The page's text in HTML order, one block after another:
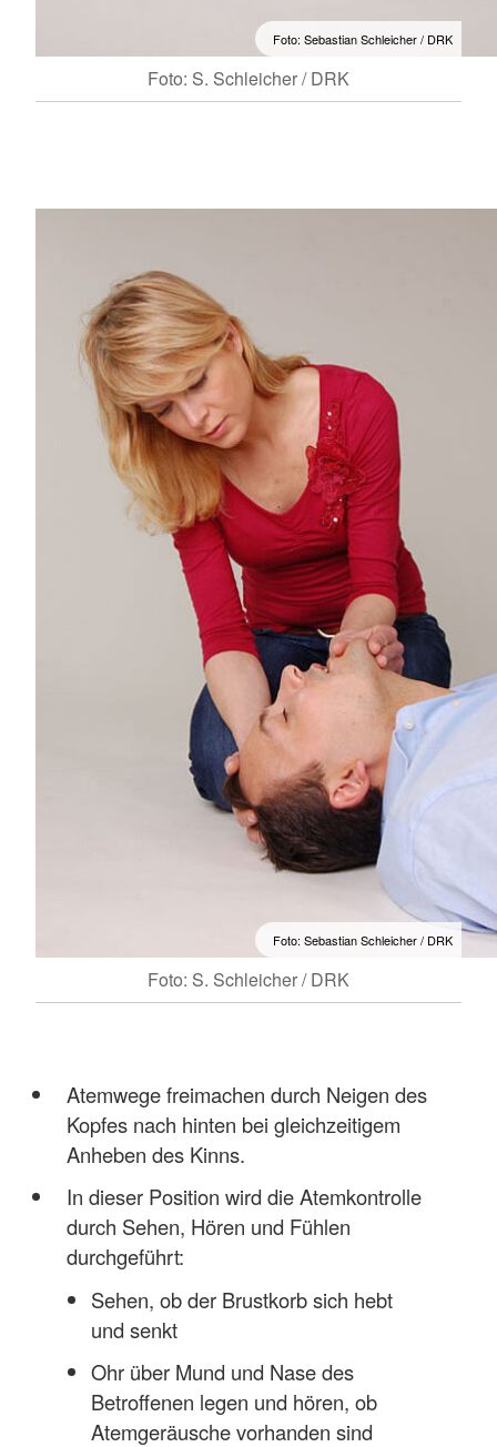
Foto: Sebastian Schleicher / DRK
Foto: S. Schleicher / DRK
Foto: Sebastian Schleicher / DRK
Foto: S. Schleicher / DRK
Atemwege freimachen durch Neigen des
Kopfes nach hinten bei gleichzeitigem
Anheben des Kinns.
In dieser Position wird die Atemkontrolle
durch Sehen, Hören und Fühlen
durchgeführt:
Sehen, ob der Brustkorb sich hebt
und senkt
Ohr über Mund und Nase des
Betroffenen legen und hören, ob
Atemgeräusche vorhanden sind